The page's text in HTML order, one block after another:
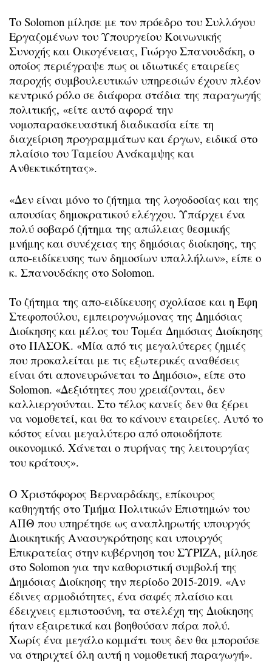
Το Solomon μίλησε με τον πρόεδρο του Συλλόγου
Εργαζομένων του Υπουργείου Κοινωνικής
Συνοχής και Οικογένειας, Γιώργο Σπανουδάκη, ο
οποίος περιέγραψε πως οι ιδιωτικές εταιρείες
παροχής συμβουλευτικών υπηρεσιών έχουν πλέον
κεντρικό ρόλο σε διάφορα στάδια της παραγωγής
πολιτικής, «είτε αυτό αφορά την
νομοπαρασκευαστική διαδικασία είτε τη
διαχείριση προγραμμάτων και έργων, ειδικά στο
πλαίσιο του Ταμείου Ανάκαμψης και
Ανθεκτικότητας».
«Δεν είναι μόνο το ζήτημα της λογοδοσίας και της
απουσίας δημοκρατικού ελέγχου. Υπάρχει ένα
πολύ σοβαρό ζήτημα της απώλειας θεσμικής
μνήμης και συνέχειας της δημόσιας διοίκησης, της
απο-ειδίκευσης των δημοσίων υπαλλήλων», είπε ο
κ. Σπανουδάκης στο Solomon.
Το ζήτημα της απο-ειδίκευσης σχολίασε και η Έφη
Στεφοπούλου, εμπειρογνώμονας της Δημόσιας
Διοίκησης και μέλος του Τομέα Δημόσιας Διοίκησης
στο ΠΑΣΟΚ. «Μία από τις μεγαλύτερες ζημιές
που προκαλείται με τις εξωτερικές αναθέσεις
είναι ότι απονευρώνεται το Δημόσιο», είπε στο
Solomon. «Δεξιότητες που χρειάζονται, δεν
καλλιεργούνται. Στο τέλος κανείς δεν θα ξέρει
να νομοθετεί, και θα το κάνουν εταιρείες. Αυτό το
κόστος είναι μεγαλύτερο από οποιοδήποτε
οικονομικό. Χάνεται ο πυρήνας της λειτουργίας
του κράτους».
Ο Χριστόφορος Βερναρδάκης, επίκουρος
καθηγητής στο Τμήμα Πολιτικών Επιστημών του
ΑΠΘ που υπηρέτησε ως αναπληρωτής υπουργός
Διοικητικής Ανασυγκρότησης και υπουργός
Επικρατείας στην κυβέρνηση του ΣΥΡΙΖΑ, μίλησε
στο Solomon για την καθοριστική συμβολή της
Δημόσιας Διοίκησης την περίοδο 2015-2019. «Αν
έδινες αρμοδιότητες, ένα σαφές πλαίσιο και
έδειχνεις εμπιστοσύνη, τα στελέχη της Διοίκησης
ήταν εξαιρετικά και βοηθούσαν πάρα πολύ.
Χωρίς ένα μεγάλο κομμάτι τους δεν θα μπορούσε
να στηριχτεί όλη αυτή η νομοθετική παραγωγή».